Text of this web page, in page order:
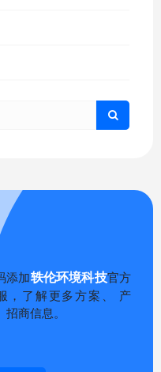
添加轶伦环境科技官方
，了解更多方案、 产
招商信息。